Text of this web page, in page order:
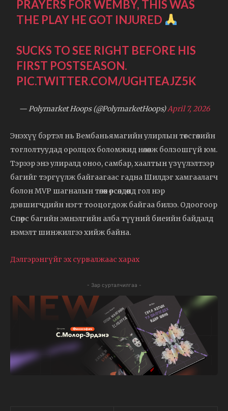
PRAYERS FOR WEMBY, THIS WAS
THE PLAY HE GOT INJURED
SUCKS TO SEE RIGHT BEFORE HIS
FIRST POSTSEASON.
PIC.TWITTER.COM/UGHTEAJZ5K
— Polymarket Hoops (@PolymarketHoops)April 7, 2026
Энэхүү бэртэл нь Вембаньямагийн улирлын төгсгөлийн
тоглолтуудад оролцох боломжид нөлөөлж болзошгүй юм.
Тэрээр энэ улиралд оноо, самбар, хаалтын үзүүлэлтээр
багийг тэргүүлж байгаагаас гадна Шилдэг хамгаалагч
болон MVP шагналын төлөөх өрсөлдөөнд гол нэр
дэвшигчдийн нэгт тооцогдож байгаа билээ. Одоогоор
Спөрс багийн эмнэлгийн алба түүний биеийн байдалд
нэмэлт шинжилгээ хийж байна.
Дэлгэрэнгүйг эх сурвалжаас харах
- Зар сурталчилгаа -